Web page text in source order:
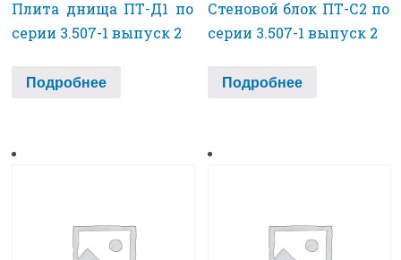
Плита днища ПТ-Д1 по
серии 3.507-1 выпуск 2
Подробнее
Стеновой блок ПТ-С2 по
серии 3.507-1 выпуск 2
Подробнее